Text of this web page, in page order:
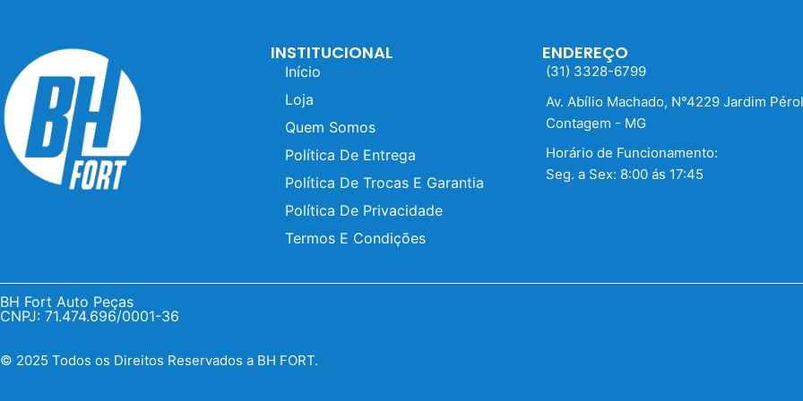
INSTITUCIONAL
Início
Loja
Quem Somos
Política De Entrega
Política De Trocas E Garantia
Política De Privacidade
Termos E Condições
ENDEREÇO
(31) 3328-6799
Av. Abílio Machado, N°4229 Jardim
Contagem - MG
Horário de Funcionamento:
Seg. a Sex: 8:00 ás 17:45
BH Fort Auto Peças
CNPJ: 71.474.696/0001-36
© 2025 Todos os Direitos Reservados a BH FORT.